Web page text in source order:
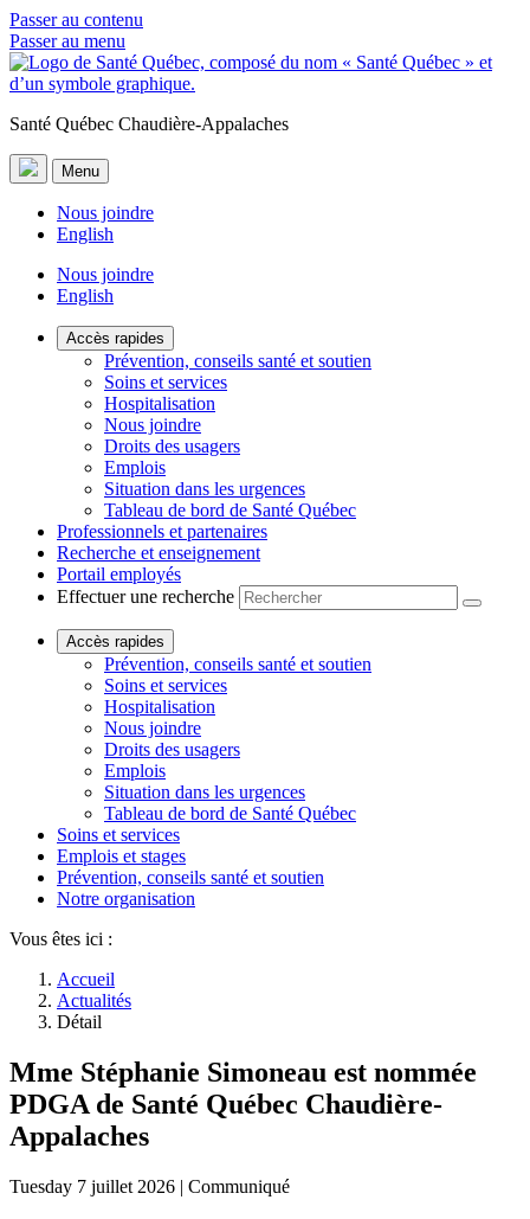
Passer au contenu
Passer au menu
Santé Québec Chaudière-Appalaches
Menu
Nous joindre
English
Nous joindre
English
Accès rapides
Prévention, conseils santé et soutien
Soins et services
Hospitalisation
Nous joindre
Droits des usagers
Emplois
Situation dans les urgences
Tableau de bord de Santé Québec
Professionnels et partenaires
Recherche et enseignement
Portail employés
Effectuer une recherche
Accès rapides
Prévention, conseils santé et soutien
Soins et services
Hospitalisation
Nous joindre
Droits des usagers
Emplois
Situation dans les urgences
Tableau de bord de Santé Québec
Soins et services
Emplois et stages
Prévention, conseils santé et soutien
Notre organisation
Vous êtes ici :
Accueil
Actualités
Détail
Mme Stéphanie Simoneau est nommée
PDGA de Santé Québec Chaudière-
Appalaches
Tuesday 7 juillet 2026 | Communiqué